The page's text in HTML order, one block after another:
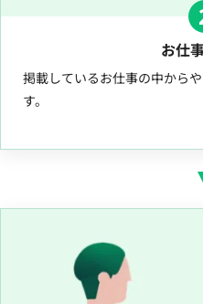
お仕
掲載しているお仕事の中から
す。